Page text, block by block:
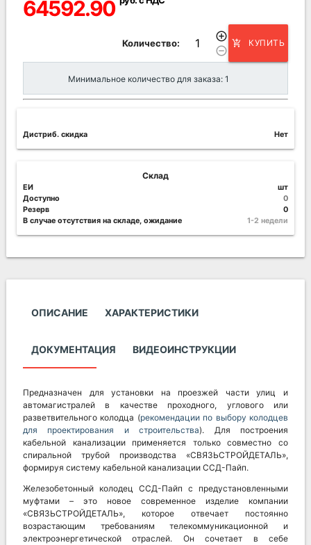
64592.90
Количество:
add_circle_outline
remove_circle_outline
add_shopping_cart КУПИТЬ
Минимальное количество для заказа: 1
Дистриб. скидка Нет
Склад
ЕИ
шт
Доступно
0
Резерв
0
В случае отсутствия на складе, ожидание
1-2 недели
ОПИСАНИЕ ХАРАКТЕРИСТИКИ
ДОКУМЕНТАЦИЯ ВИДЕОИНСТРУКЦИИ
Предназначен для установки на проезжей части улиц и
автомагистралей в качестве проходного, углового или
разветвительного колодца (рекомендации по выбору колодцев
для проектирования и строительства). Для построения
кабельной канализации применяется только совместно со
спиральной трубой производства «СВЯЗЬСТРОЙДЕТАЛЬ»,
формируя систему кабельной канализации ССД-Пайп.
Железобетонный колодец ССД-Пайп с предустановленными
муфтами – это новое современное изделие компании
«СВЯЗЬСТРОЙДЕТАЛЬ», которое отвечает постоянно
возрастающим требованиям телекоммуникационной и
электроэнергетической отраслей. Он сочетает в себе